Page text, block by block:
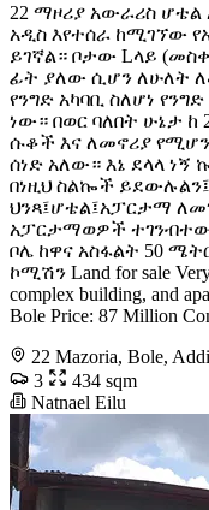
22 ማዞሪያ አውራሪስ
አዲስ እየተሰራ ከሚገኘው
ይገኛል። ቦታው Lላይ
ፊት ያለው ሲሆን ለሁለት
የንግድ አካባቢ ስለሆነ
ነው። በወር ባለበት ሁኔታ ከ
ሱቆች እና ለመኖሪያ
ሰነድ አለው። እኔ ደላላ ነኝ
በነዚህ ስልኰች
ህንጻ፤ሆቴል፤አፓርታማ
አፓርታማወዎች ተገንብተው
ቦሌ ከዋና አስፋልት 50
ኮሚሽን Land for sale Very
complex building, and
Bole Price: 87 Million
22 Mazoria, Bole,
3
434 sqm
Natnael Eilu